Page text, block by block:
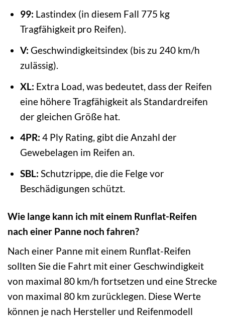
99: Lastindex (in diesem Fall 775 kg
Tragfähigkeit pro Reifen).
V: Geschwindigkeitsindex (bis zu 240 km/h
zulässig).
XL: Extra Load, was bedeutet, dass der Reifen
eine höhere Tragfähigkeit als Standardreifen
der gleichen Größe hat.
4PR: 4 Ply Rating, gibt die Anzahl der
Gewebelagen im Reifen an.
SBL: Schutzrippe, die die Felge vor
Beschädigungen schützt.
Wie lange kann ich mit einem Runflat-Reifen
nach einer Panne noch fahren?
Nach einer Panne mit einem Runflat-Reifen
sollten Sie die Fahrt mit einer Geschwindigkeit
von maximal 80 km/h fortsetzen und eine Strecke
von maximal 80 km zurücklegen. Diese Werte
können je nach Hersteller und Reifenmodell